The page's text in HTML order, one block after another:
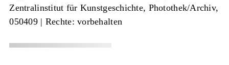
Zentralinstitut für Kunstgeschichte, Photothek/Archiv,
050409 | Rechte: vorbehalten